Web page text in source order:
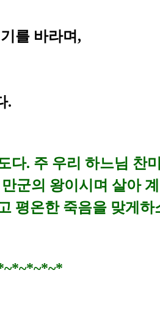
를 바라며,
.
다. 주 우리 하느님 찬
군의 왕이시며 살아
평온한 죽음을 맞게